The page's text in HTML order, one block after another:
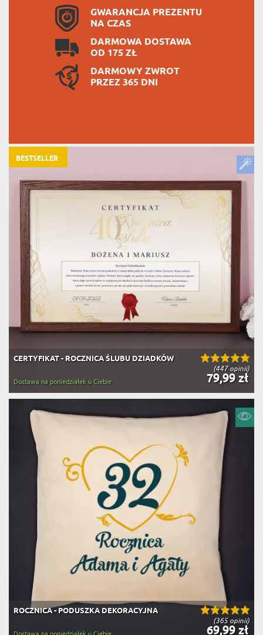
GWARANCJA PREZENTU
NA CZAS
DARMOWA DOSTAWA
OD 175 ZŁ
DARMOWY ZWROT
PRZEZ 365 DNI
(447 opinii)
CERTYFIKAT - ROCZNICA ŚLUBU DZIADKÓW
79,99 zł
Dostawa na poniedziałek u Ciebie
BESTSELLER
(365 opinii)
ROCZNICA - PODUSZKA DEKORACYJNA
69,99 zł